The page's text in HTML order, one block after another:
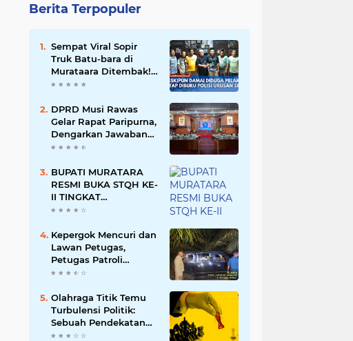
Berita Terpopuler
Sempat Viral Sopir
Truk Batu-bara di
Murataara Ditembak!
Namun Dikabarkan
DPRD Musi Rawas
Gelar Rapat Paripurna,
Dengarkan Jawaban
Eksekutif Atas 4
BUPATI MURATARA
RESMI BUKA STQH KE-
II TINGKAT
KABUPATEN
Kepergok Mencuri dan
Lawan Petugas,
Petugas Patroli
Terpaksa Lumpuhkan
Olahraga Titik Temu
Turbulensi Politik:
Sebuah Pendekatan
Batalnya Tuan Rumah